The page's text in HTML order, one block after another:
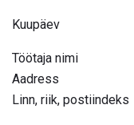
Kuupäev
Töötaja nimi
Aadress
Linn, riik, postiindeks